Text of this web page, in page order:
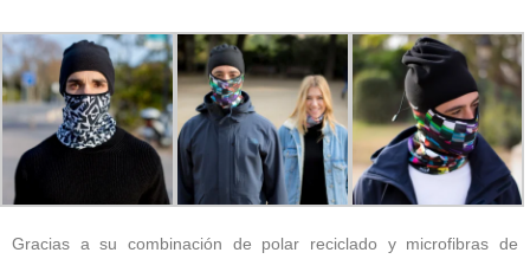
Gracias a su combinación de polar reciclado y microfibras de